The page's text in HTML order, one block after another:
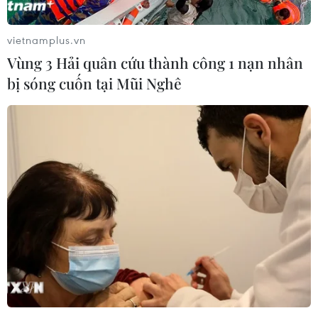
Tổng thống đắc cử Mỹ: Israel bị đối xử
không công bằng
29/12/2016 08:35
Phát biểu với phóng viên hôm 28/12, Tổng thống đắc cử
Mỹ Donald Trump cho rằng Israel đã bị đối xử rất không
công bằng.
vietnamplus.vn
Vùng 3 Hải quân cứu thành công 1 nạn nhân
bị sóng cuốn tại Mũi Nghê